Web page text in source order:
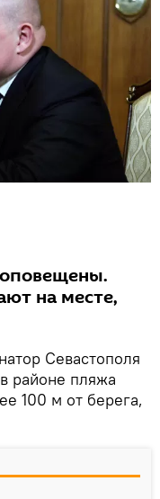
на месте,
Севастополя
районе пляжа
100 м от берега,